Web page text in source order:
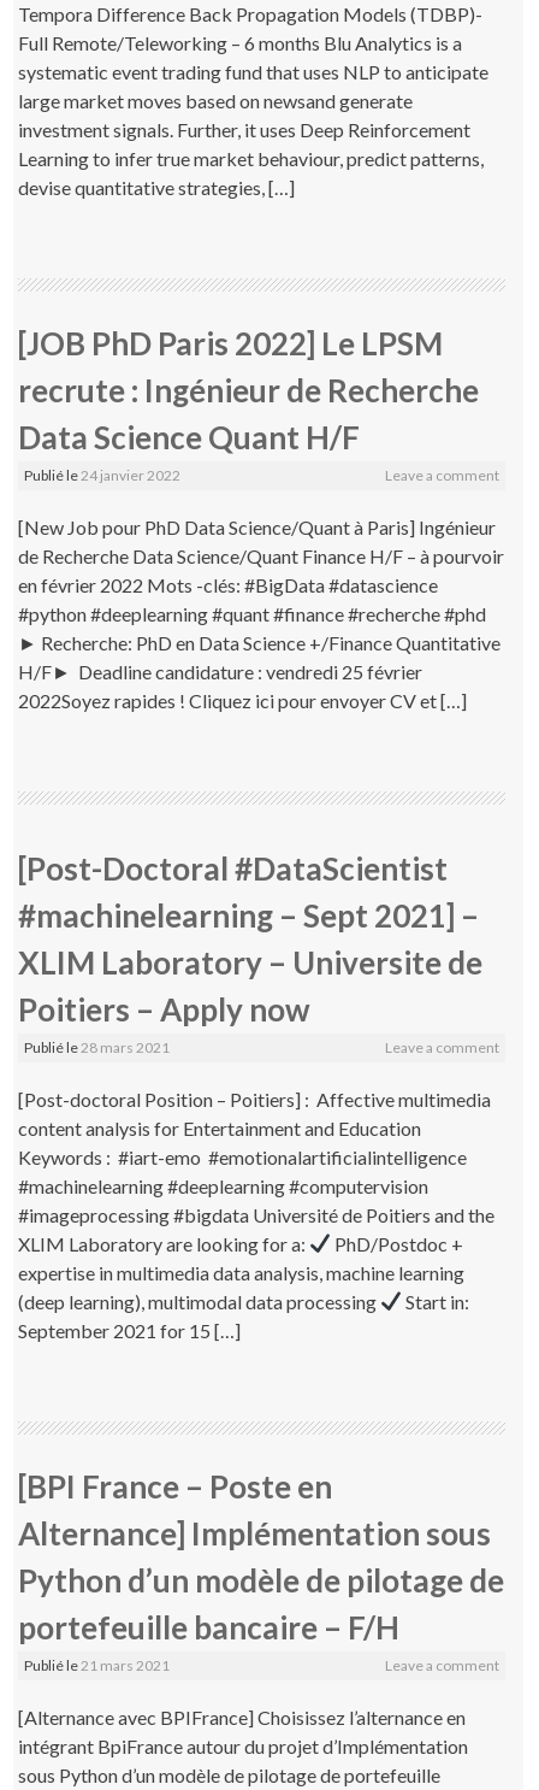
Tempora Difference Back Propagation Models (TDBP)-
Full Remote/Teleworking – 6 months Blu Analytics is a
systematic event trading fund that uses NLP to anticipate
large market moves based on newsand generate
investment signals. Further, it uses Deep Reinforcement
Learning to infer true market behaviour, predict patterns,
devise quantitative strategies, […]
[JOB PhD Paris 2022] Le LPSM
recrute : Ingénieur de Recherche
Data Science Quant H/F
Publié le 24 janvier 2022 Leave a comment
[New Job pour PhD Data Science/Quant à Paris] Ingénieur
de Recherche Data Science/Quant Finance H/F – à pourvoir
en février 2022 Mots -clés: #BigData #datascience
#python #deeplearning #quant #finance #recherche #phd
► Recherche: PhD en Data Science +/Finance Quantitative
H/F► Deadline candidature : vendredi 25 février
2022Soyez rapides ! Cliquez ici pour envoyer CV et […]
[Post-Doctoral #DataScientist
#machinelearning – Sept 2021] –
XLIM Laboratory – Universite de
Poitiers – Apply now
Publié le 28 mars 2021 Leave a comment
[Post-doctoral Position – Poitiers] : Affective multimedia
content analysis for Entertainment and Education
Keywords : #iart-emo #emotionalartificialintelligence
#machinelearning #deeplearning #computervision
#imageprocessing #bigdata Université de Poitiers and the
XLIM Laboratory are looking for a:
PhD/Postdoc +
expertise in multimedia data analysis, machine learning
(deep learning), multimodal data processing
Start in:
September 2021 for 15 […]
[BPI France – Poste en
Alternance] Implémentation sous
Python d’un modèle de pilotage de
portefeuille bancaire – F/H
Publié le 21 mars 2021 Leave a comment
[Alternance avec BPIFrance] Choisissez l’alternance en
intégrant BpiFrance autour du projet d’Implémentation
sous Python d’un modèle de pilotage de portefeuille